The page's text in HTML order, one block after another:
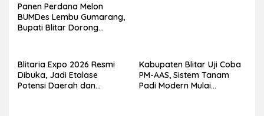
Panen Perdana Melon
BUMDes Lembu Gumarang,
Bupati Blitar Dorong
Blitaria Expo 2026 Resmi
Dibuka, Jadi Etalase
Potensi Daerah dan
Kabupaten Blitar Uji Coba
PM-AAS, Sistem Tanam
Padi Modern Mulai